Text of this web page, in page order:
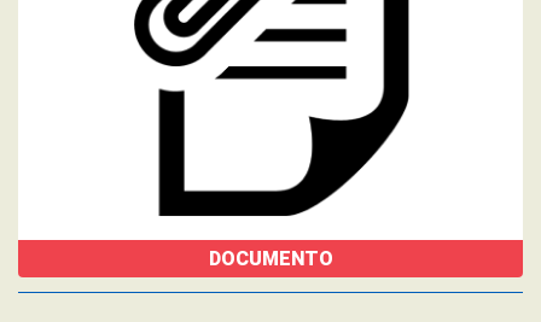
DOCUMENTO